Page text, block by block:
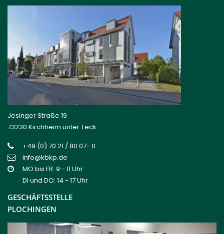
Jesinger Straße 19
73230 Kirchheim unter Teck
+49 (0) 70 21 / 80 07- 0
info@kbkp.de
MO bis FR: 9 - 11 Uhr
DI und DO: 14 - 17 Uhr
GESCHÄFTSSTELLE
PLOCHINGEN